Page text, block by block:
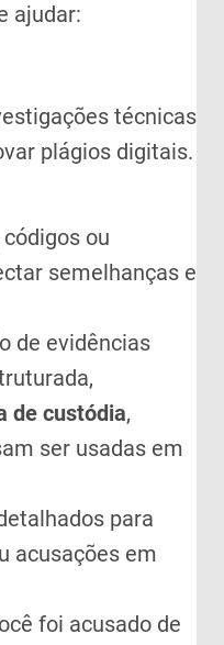
ajudar:
técnicas
plágios digitais.
ou
semelhanças e
de evidências
de custódia,
ser usadas em
para
acusações em
foi acusado de